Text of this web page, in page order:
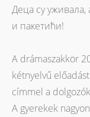
Деца су
и пакетићи!
A drámaszakkör
kétnyelvű
címmel a
A gyerekek